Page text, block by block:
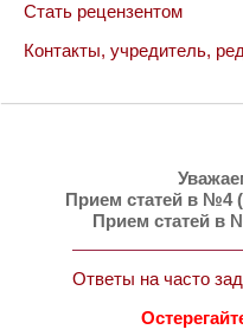
Стать рецензентом
Контакты, учредитель,
Прием статей в №4
Прием статей в
Ответы на часто